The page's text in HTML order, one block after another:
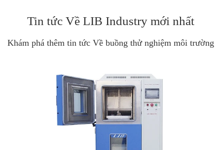
Tin tức Về LIB Industry mới nhất
Khám phá thêm tin tức Về buồng thử nghiệm môi trường